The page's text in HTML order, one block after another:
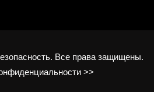
Все права защищены.
>>